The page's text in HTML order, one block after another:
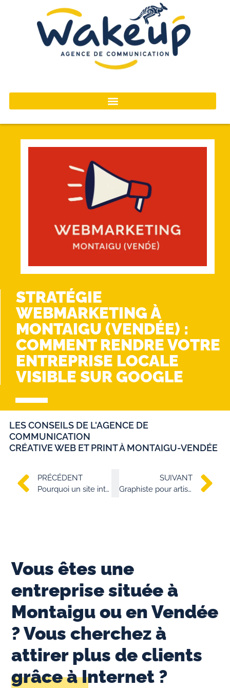
STRATÉGIE
WEBMARKETING À
MONTAIGU (VENDÉE) :
COMMENT RENDRE VOTRE
ENTREPRISE LOCALE
VISIBLE SUR GOOGLE
LES CONSEILS DE L'AGENCE DE
COMMUNICATION
CRÉATIVE WEB ET PRINT À MONTAIGU-VENDÉE
PRÉCÉDENT
Pourquoi un site internet est-il essentiel pour un artisan ? | Artisanat et Digital
SUIVANT
Graphiste pour artisans à Montaigu-Vendée | Image pro & clients
Vous êtes une
entreprise située à
Montaigu ou en Vendée
? Vous cherchez à
attirer plus de clients
grâce à Internet ?